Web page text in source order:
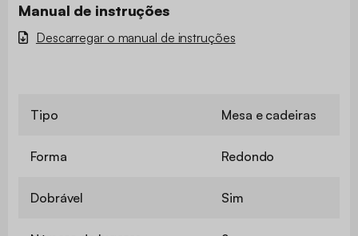
Manual de instruções
Descarregar o manual de instruções
Tipo Mesa e cadeiras
Forma Redondo
Dobrável Sim